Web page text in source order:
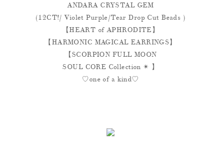
ANDARA CRYSTAL GEM
(12CT!/ Violet Purple/Tear Drop Cut Beads )
【HEART of APHRODITE】
【HARMONIC MAGICAL EARRINGS】
【SCORPION FULL MOON
SOUL CORE Collection ✴︎ 】
♡one of a kind♡